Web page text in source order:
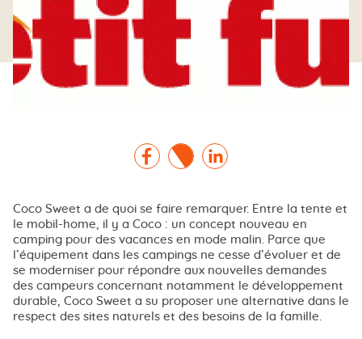
Facebook
TwitterLinkedin
Coco Sweet a de quoi se faire remarquer. Entre la tente et
le mobil-home, il y a Coco : un concept nouveau en
camping pour des vacances en mode malin. Parce que
l’équipement dans les campings ne cesse d’évoluer et de
se moderniser pour répondre aux nouvelles demandes
des campeurs concernant notamment le développement
durable, Coco Sweet a su proposer une alternative dans le
respect des sites naturels et des besoins de la famille.